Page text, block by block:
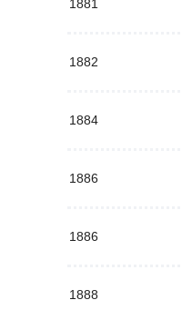
1881
1882
1884
1886
1886
1888